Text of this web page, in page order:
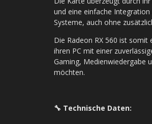
und eine einfache
Systeme, auch ohne
Die Radeon RX 560 ist
ihren PC mit einer
Gaming, Medienwiedergabe
möchten.
🔧 Technische Daten: